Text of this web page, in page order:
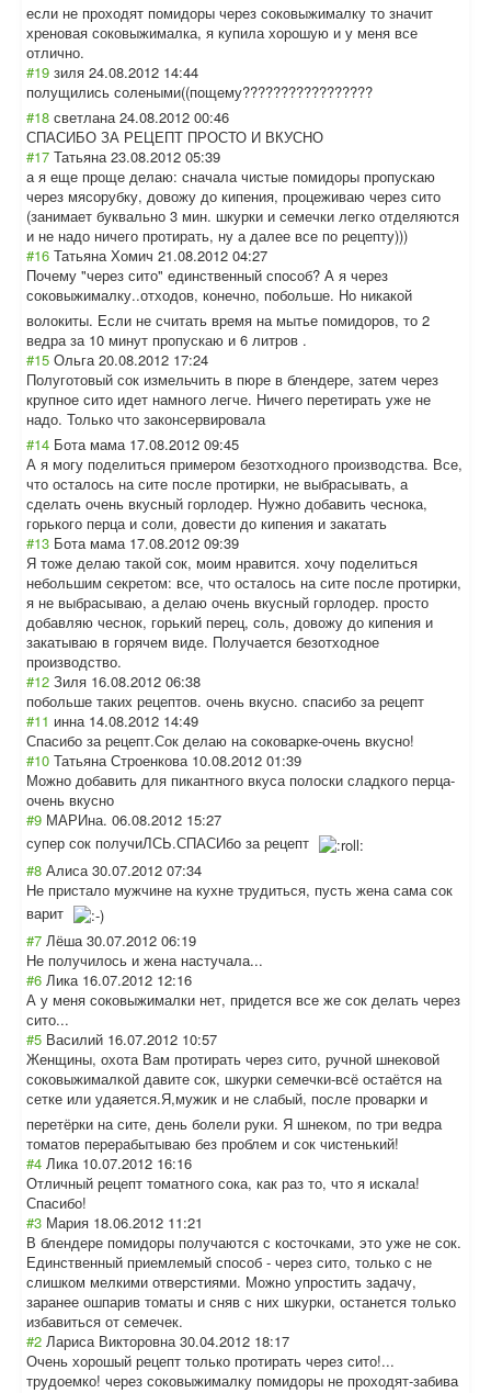
если не проходят помидоры через соковыжималку то значит
хреновая соковыжималка, я купила хорошую и у меня все
отлично.
#19 зиля 24.08.2012 14:44
полущились солеными((пощему?????????????????
#18 светлана 24.08.2012 00:46
СПАСИБО ЗА РЕЦЕПТ ПРОСТО И ВКУСНО
#17 Татьяна 23.08.2012 05:39
а я еще проще делаю: сначала чистые помидоры пропускаю
через мясорубку, довожу до кипения, процеживаю через сито
(занимает буквально 3 мин. шкурки и семечки легко отделяются
и не надо ничего протирать, ну а далее все по рецепту)))
#16 Татьяна Хомич 21.08.2012 04:27
Почему "через сито" единственный способ? А я через
соковыжималку..отходов, конечно, побольше. Но никакой
волокиты. Если не считать время на мытье помидоров, то 2
ведра за 10 минут пропускаю и 6 литров .
#15 Ольга 20.08.2012 17:24
Полуготовый сок измельчить в пюре в блендере, затем через
крупное сито идет намного легче. Ничего перетирать уже не
надо. Только что законсервировала
#14 Бота мама 17.08.2012 09:45
А я могу поделиться примером безотходного производства. Все,
что осталось на сите после протирки, не выбрасывать, а
сделать очень вкусный горлодер. Нужно добавить чеснока,
горького перца и соли, довести до кипения и закатать
#13 Бота мама 17.08.2012 09:39
Я тоже делаю такой сок, моим нравится. хочу поделиться
небольшим секретом: все, что осталось на сите после протирки,
я не выбрасываю, а делаю очень вкусный горлодер. просто
добавляю чеснок, горький перец, соль, довожу до кипения и
закатываю в горячем виде. Получается безотходное
производство.
#12 Зиля 16.08.2012 06:38
побольше таких рецептов. очень вкусно. спасибо за рецепт
#11 инна 14.08.2012 14:49
Спасибо за рецепт.Сок делаю на соковарке-очень вкусно!
#10 Татьяна Строенкова 10.08.2012 01:39
Можно добавить для пикантного вкуса полоски сладкого перца-
очень вкусно
#9 МАРИна. 06.08.2012 15:27
супер сок получиЛСЬ.СПАСИбо за рецепт
#8 Алиса 30.07.2012 07:34
Не пристало мужчине на кухне трудиться, пусть жена сама сок
варит
#7 Лёша 30.07.2012 06:19
Не получилось и жена настучала...
#6 Лика 16.07.2012 12:16
А у меня соковыжималки нет, придется все же сок делать через
сито...
#5 Василий 16.07.2012 10:57
Женщины, охота Вам протирать через сито, ручной шнековой
соковыжималкой давите сок, шкурки семечки-всё остаётся на
сетке или удаяется.Я,мужик и не слабый, после проварки и
перетёрки на сите, день болели руки. Я шнеком, по три ведра
томатов перерабытываю без проблем и сок чистенький!
#4 Лика 10.07.2012 16:16
Отличный рецепт томатного сока, как раз то, что я искала!
Спасибо!
#3 Мария 18.06.2012 11:21
В блендере помидоры получаются с косточками, это уже не сок.
Единственный приемлемый способ - через сито, только с не
слишком мелкими отверстиями. Можно упростить задачу,
заранее ошпарив томаты и сняв с них шкурки, останется только
избавиться от семечек.
#2 Лариса Викторовна 30.04.2012 18:17
Очень хорошый рецепт только протирать через сито!...
трудоемко! через соковыжималку помидоры не проходят-забива